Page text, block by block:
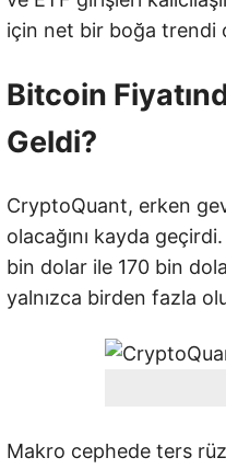
için net bir boğa trendi
Bitcoin
Geldi?
CryptoQuant, erken
olacağını kayda
bin dolar ile 170 bin
yalnızca birden fazla
Makro cephede ters